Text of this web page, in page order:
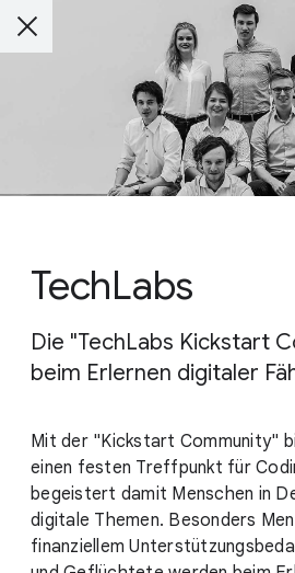
TechLabs
Die "TechLabs Kickstart
beim Erlernen digitaler
Mit der "Kickstart Community"
einen festen Treffpunkt für
begeistert damit Menschen in
digitale Themen. Besonders
finanziellem